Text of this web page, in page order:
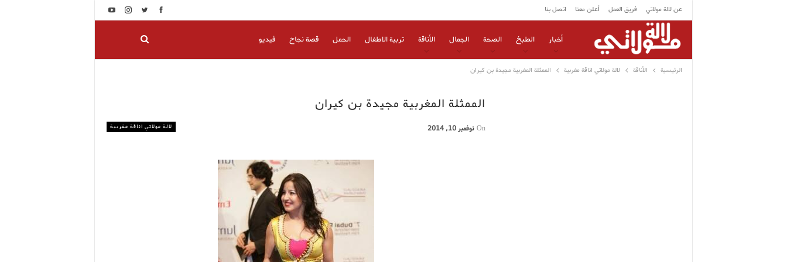
عن لالة مولاتي فريق العمل أعلن معنا اتصل بنا
أخبار الطبخ الصحة الجمال الأناقة تربية الاطفال الحمل قصة نجاح فيديو
الرئيسية الأناقة لالة مولاتي اناقة مغربية الممثلة المغربية مجيدة بن كيران‬
الممثلة المغربية مجيدة بن كيران‬
لالة مولاتي اناقة مغربية On نوفمبر 10, 2014